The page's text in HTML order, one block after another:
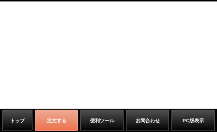
トップ 注文する 便利ツール お問合わせ PC版表示